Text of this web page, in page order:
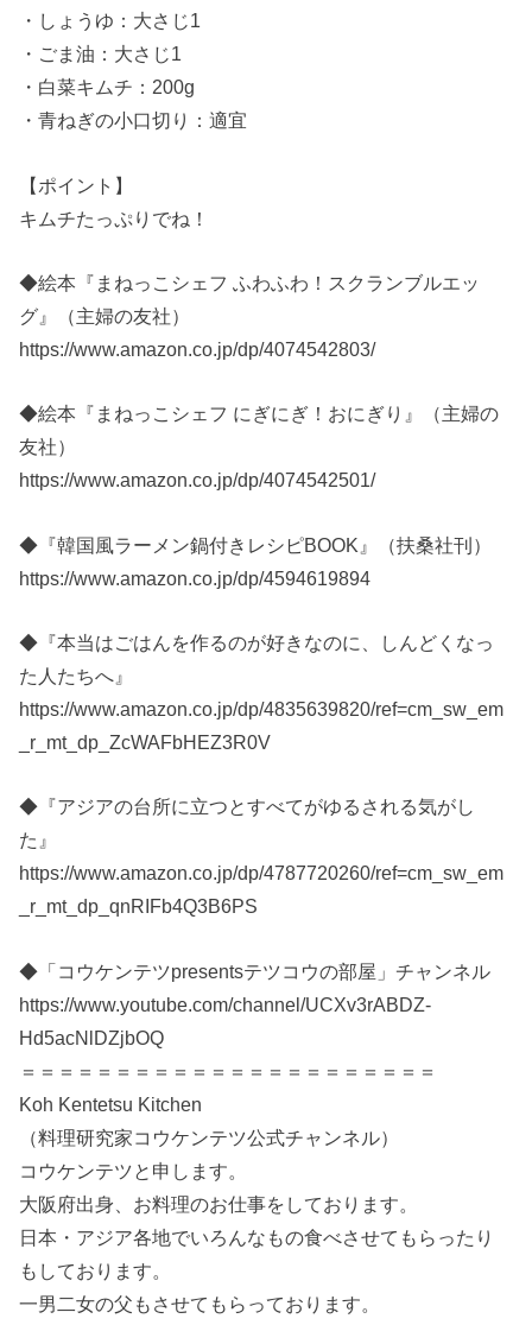
・しょうゆ：大さじ1
・ごま油：大さじ1
・白菜キムチ：200g
・青ねぎの小口切り：適宜
【ポイント】
キムチたっぷりでね！
◆絵本『まねっこシェフ ふわふわ！スクランブルエッ
グ』（主婦の友社）
https://www.amazon.co.jp/dp/4074542803/
◆絵本『まねっこシェフ にぎにぎ！おにぎり』（主婦の
友社）
https://www.amazon.co.jp/dp/4074542501/
◆『韓国風ラーメン鍋付きレシピBOOK』（扶桑社刊）
https://www.amazon.co.jp/dp/4594619894
◆『本当はごはんを作るのが好きなのに、しんどくなっ
た人たちへ』
https://www.amazon.co.jp/dp/4835639820/ref=cm_sw_em
_r_mt_dp_ZcWAFbHEZ3R0V
◆『アジアの台所に立つとすべてがゆるされる気がし
た』
https://www.amazon.co.jp/dp/4787720260/ref=cm_sw_em
_r_mt_dp_qnRIFb4Q3B6PS
◆「コウケンテツpresentsテツコウの部屋」チャンネル
https://www.youtube.com/channel/UCXv3rABDZ-
Hd5acNlDZjbOQ
＝＝＝＝＝＝＝＝＝＝＝＝＝＝＝＝＝＝＝＝＝＝
Koh Kentetsu Kitchen
（料理研究家コウケンテツ公式チャンネル）
コウケンテツと申します。
大阪府出身、お料理のお仕事をしております。
日本・アジア各地でいろんなもの食べさせてもらったり
もしております。
一男二女の父もさせてもらっております。